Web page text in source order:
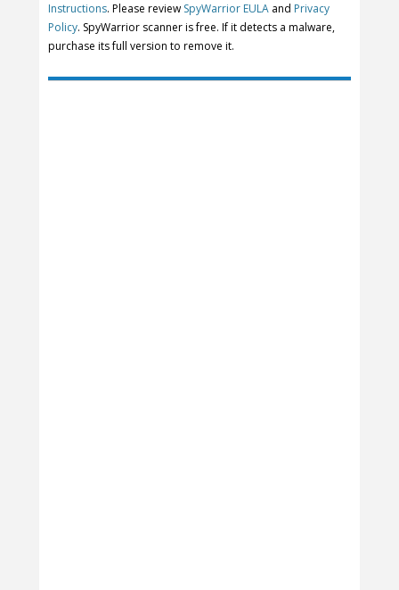
Instructions. Please review SpyWarrior EULA and Privacy
Policy. SpyWarrior scanner is free. If it detects a malware,
purchase its full version to remove it.